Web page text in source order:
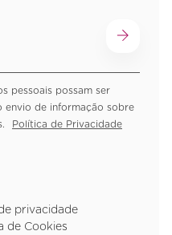
pessoais possam ser
envio de informação sobre
Política de Privacidade
privacidade
de Cookies